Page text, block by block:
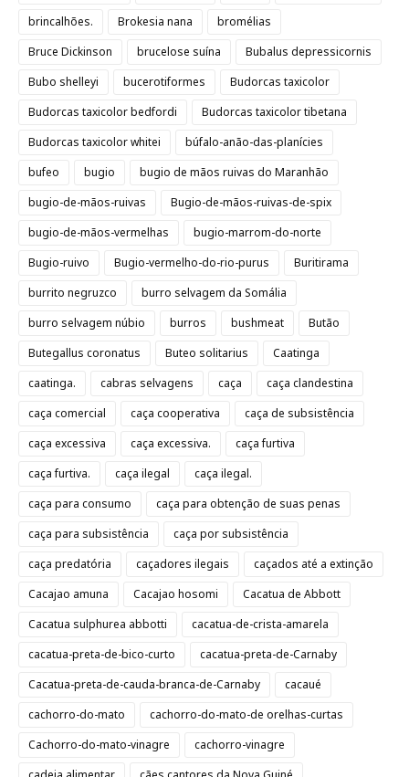
brincalhões.
Brokesia nana
bromélias
Bruce Dickinson
brucelose suína
Bubalus depressicornis
Bubo shelleyi
bucerotiformes
Budorcas taxicolor
Budorcas taxicolor bedfordi
Budorcas taxicolor tibetana
Budorcas taxicolor whitei
búfalo-anão-das-planícies
bufeo
bugio
bugio de mãos ruivas do Maranhão
bugio-de-mãos-ruivas
Bugio-de-mãos-ruivas-de-spix
bugio-de-mãos-vermelhas
bugio-marrom-do-norte
Bugio-ruivo
Bugio-vermelho-do-rio-purus
Buritirama
burrito negruzco
burro selvagem da Somália
burro selvagem núbio
burros bushmeat
Butão
Butegallus coronatus
Buteo solitarius
Caatinga
caatinga.
cabras selvagens caça
caça clandestina
caça comercial
caça cooperativa
caça de subsistência
caça excessiva
caça excessiva.
caça furtiva
caça furtiva.
caça ilegal
caça ilegal.
caça para consumo
caça para obtenção de suas penas
caça para subsistência
caça por subsistência
caça predatória
caçadores ilegais
caçados até a extinção
Cacajao amuna
Cacajao hosomi
Cacatua de Abbott
Cacatua sulphurea abbotti
cacatua-de-crista-amarela
cacatua-preta-de-bico-curto
cacatua-preta-de-Carnaby
Cacatua-preta-de-cauda-branca-de-Carnaby
cacaué
cachorro-do-mato
cachorro-do-mato-de orelhas-curtas
Cachorro-do-mato-vinagre
cachorro-vinagre